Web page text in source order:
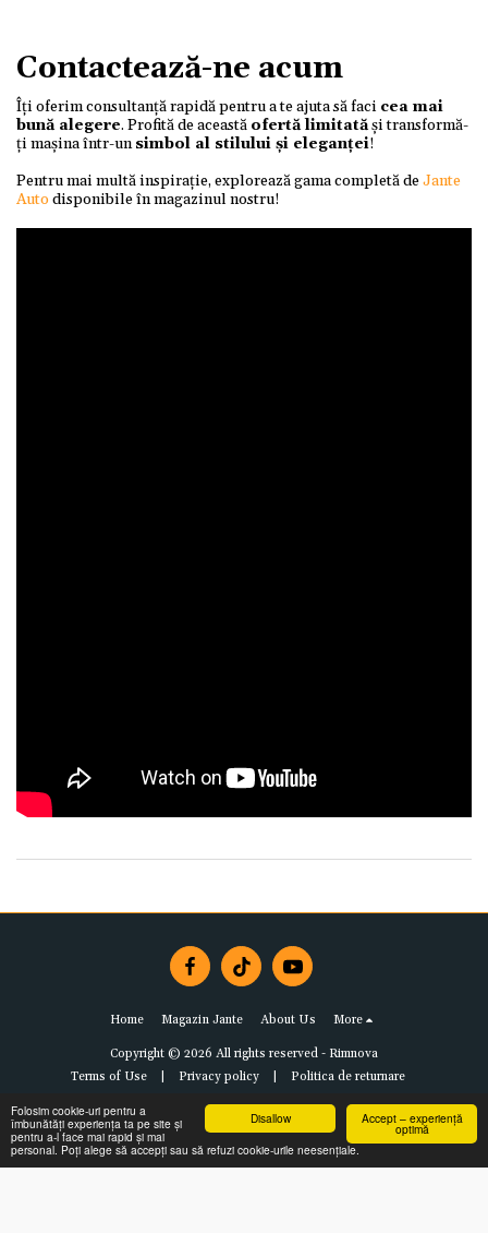
Accept – experiență
optimă
Disallow
Folosim cookie-uri pentru a
îmbunătăți experiența ta pe site și
pentru a-l face mai rapid și mai
personal. Poți alege să accepți sau să refuzi cookie-urile neesențiale.
Contactează-ne acum
Îți oferim consultanță rapidă pentru a te ajuta să faci cea mai
bună alegere. Profită de această ofertă limitatăși transformă-
ți mașina într-unsimbol al stilului și eleganței!
Pentru mai multă inspirație, explorează gama completă deJante
Autodisponibile în magazinul nostru!
Home Magazin Jante About Us More
Copyright © 2026 All rights reserved - Rimnova
Terms of Use| Privacy policy| Politica de returnare